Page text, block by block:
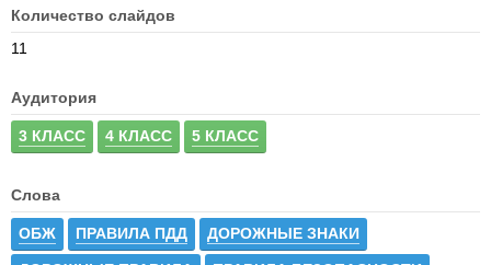
Количество слайдов
11
Аудитория
3 КЛАСС 4 КЛАСС 5 КЛАСС
Слова
ОБЖ ПРАВИЛА ПДД ДОРОЖНЫЕ ЗНАКИ